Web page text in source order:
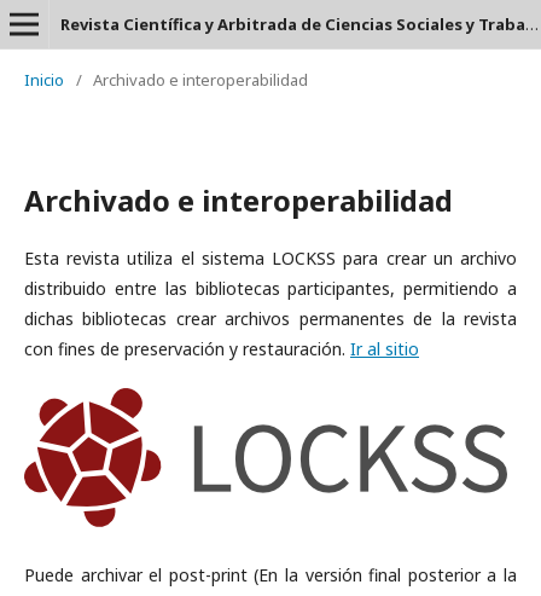
Revista Científica y Arbitrada de Ciencias Sociales y Trabajo Social: Tejedora. ISSN: 2697-3626
Inicio / Archivado e interoperabilidad
Archivado e interoperabilidad
Esta revista utiliza el sistema LOCKSS para crear un archivo
distribuido entre las bibliotecas participantes, permitiendo a
dichas bibliotecas crear archivos permanentes de la revista
con fines de preservación y restauración. Ir al sitio
Puede archivar el post-print (En la versión final posterior a la